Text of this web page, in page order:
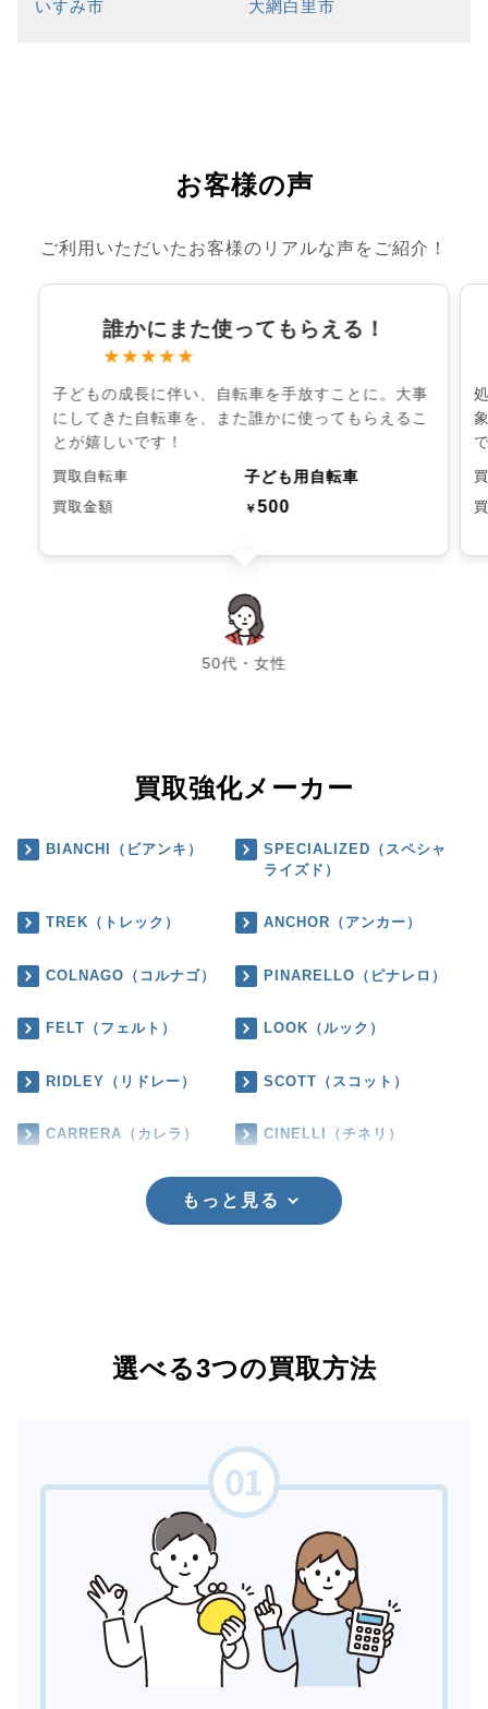
いすみ市 大網白里市
お客様の声
ご利用いただいたお客様のリアルな声をご紹介！
誰かにまた使ってもらえる！
★★★★★
子どもの成長に伴い、自転車を手放すことに。大事
にしてきた自転車を、また誰かに使ってもらえるこ
とが嬉しいです！
買取自転車 子ども用自転車
買取金額 ￥500
50代・女性
chevron_left chevron_right
買取強化メーカー
BIANCHI（ビアンキ）
SPECIALIZED（スペシャ
ライズド）
TREK（トレック） ANCHOR（アンカー）
COLNAGO（コルナゴ） PINARELLO（ピナレロ）
FELT（フェルト） LOOK（ルック）
RIDLEY（リドレー） SCOTT（スコット）
CARRERA（カレラ） CINELLI（チネリ）
もっと見る
選べる3つの買取方法